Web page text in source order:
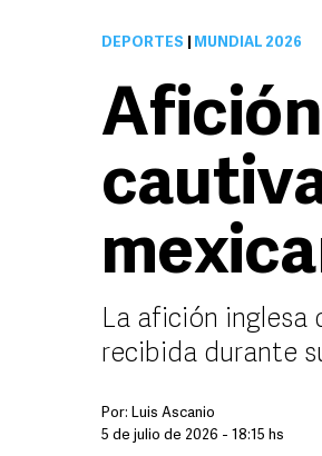
DEPORTES MUNDIAL 2026
La afición inglesa
recibida durante
Por: Luis Ascanio
5 de julio de 2026 - 18:15 hs